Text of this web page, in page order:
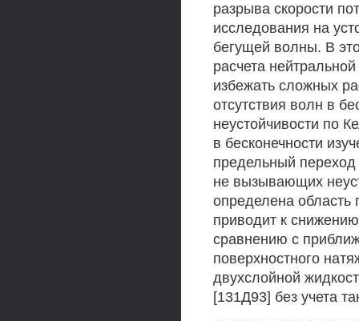
разрыва скорости
исследования на
бегущей волны. В
расчета
избежать сложных
отсутствия волн в
неустойчивости по
в бесконечности
предельный
не вызывающих
определена область
приводит к
сравнению с
поверхностного
двухслойной
[131Д93] без учета